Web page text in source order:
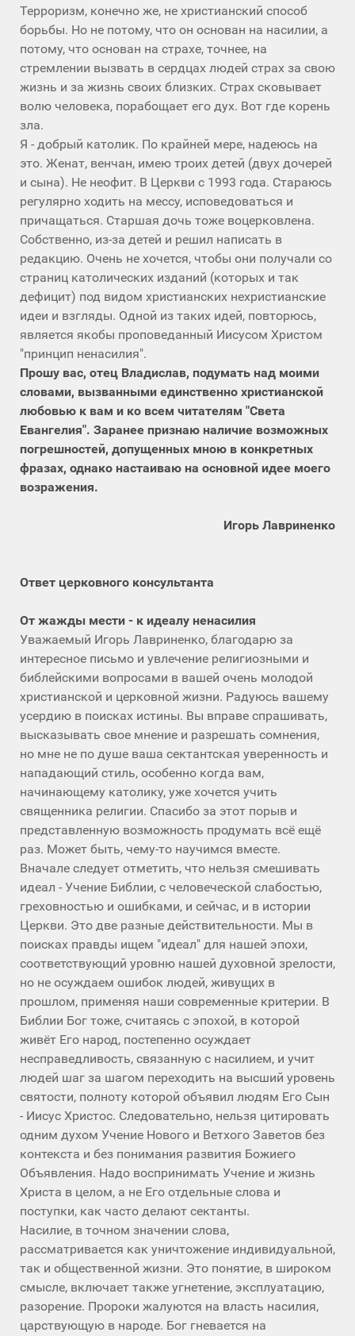
Терроризм, конечно же, не христианский способ
борьбы. Но не потому, что он основан на насилии, а
потому, что основан на страхе, точнее, на
стремлении вызвать в сердцах людей страх за свою
жизнь и за жизнь своих близких. Страх сковывает
волю человека, порабощает его дух. Вот где корень
зла.
Я - добрый католик. По крайней мере, надеюсь на
это. Женат, венчан, имею троих детей (двух дочерей
и сына). Не неофит. В Церкви с 1993 года. Стараюсь
регулярно ходить на мессу, исповедоваться и
причащаться. Старшая дочь тоже воцерковлена.
Собственно, из-за детей и решил написать в
редакцию. Очень не хочется, чтобы они получали со
страниц католических изданий (которых и так
дефицит) под видом христианских нехристианские
идеи и взгляды. Одной из таких идей, повторюсь,
является якобы проповеданный Иисусом Христом
"принцип ненасилия".
Прошу вас, отец Владислав, подумать над моими
словами, вызванными единственно христианской
любовью к вам и ко всем читателям "Света
Евангелия". Заранее признаю наличие возможных
погрешностей, допущенных мною в конкретных
фразах, однако настаиваю на основной идее моего
возражения.
Игорь Лавриненко
Ответ церковного консультанта
От жажды мести - к идеалу ненасилия
Уважаемый Игорь Лавриненко, благодарю за
интересное письмо и увлечение религиозными и
библейскими вопросами в вашей очень молодой
христианской и церковной жизни. Радуюсь вашему
усердию в поисках истины. Вы вправе спрашивать,
высказывать свое мнение и разрешать сомнения,
но мне не по душе ваша сектантская уверенность и
нападающий стиль, особенно когда вам,
начинающему католику, уже хочется учить
священника религии. Спасибо за этот порыв и
представленную возможность продумать всё ещё
раз. Может быть, чему-то научимся вместе.
Вначале следует отметить, что нельзя смешивать
идеал - Учение Библии, с человеческой слабостью,
греховностью и ошибками, и сейчас, и в истории
Церкви. Это две разные действительности. Мы в
поисках правды ищем "идеал" для нашей эпохи,
соответствующий уровню нашей духовной зрелости,
но не осуждаем ошибок людей, живущих в
прошлом, применяя наши современные критерии. В
Библии Бог тоже, считаясь с эпохой, в которой
живёт Его народ, постепенно осуждает
несправедливость, связанную с насилием, и учит
людей шаг за шагом переходить на высший уровень
святости, полноту которой объявил людям Его Сын
- Иисус Христос. Следовательно, нельзя цитировать
одним духом Учение Нового и Ветхого Заветов без
контекста и без понимания развития Божиего
Объявления. Надо воспринимать Учение и жизнь
Христа в целом, а не Его отдельные слова и
поступки, как часто делают сектанты.
Насилие, в точном значении слова,
рассматривается как уничтожение индивидуальной,
так и общественной жизни. Это понятие, в широком
смысле, включает также угнетение, эксплуатацию,
разорение. Пророки жалуются на власть насилия,
царствующую в народе. Бог гневается на